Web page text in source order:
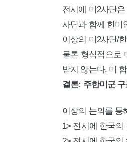
전시에 미2사단
사단과 함께 한미
이상의 미2사단/
물론 형식적으로
받지 않는다. 미
결론: 주한미군
이상의 논의를 통
1> 전시에 한국의